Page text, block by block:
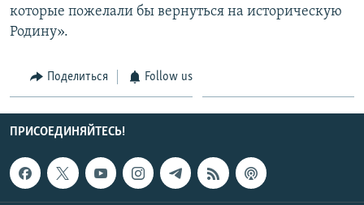
которые пожелали бы вернуться на историческую
Родину».
Поделиться Follow us
ПРИСОЕДИНЯЙТЕСЬ!